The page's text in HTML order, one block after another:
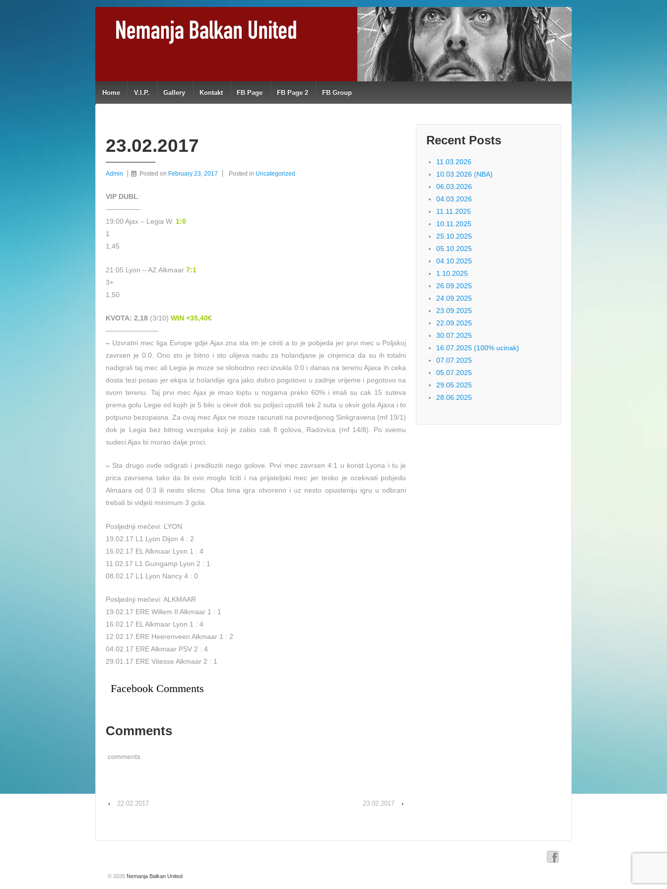
Home V.I.P. Gallery Kontakt FB Page FB Page 2 FB Group
23.02.2017
Admin Posted on February 23, 2017 Posted in Uncategorized
VIP DUBL:
—————
19:00 Ajax – Legia W. 1:0
1
1,45
21:05 Lyon – AZ Alkmaar 7:1
3+
1,50
KVOTA: 2,18 (3/10) WIN +35,40€
———————–
– Uzvratni mec liga Evrope gdje Ajax zna sta im je ciniti a to je pobjeda jer prvi mec u Poljskoj
zavrsen je 0:0. Ono sto je bitno i sto ulijeva nadu za holandjane je cinjenica da su ih totalni
nadigrali taj mec ali Legia je moze se slobodno reci izvukla 0:0 i danas na terenu Ajaxa ih ceka
dosta tezi posao jer ekipa iz holandije igra jako dobro pogotovo u zadnje vrijeme i pogotovo na
svom terenu. Taj prvi mec Ajax je imao loptu u nogama preko 60% i imali su cak 15 suteva
prema golu Legie od kojih je 5 bilo u okvir dok su poljaci uputili tek 2 suta u okvir gola Ajaxa i to
potpuno bezopasna. Za ovaj mec Ajax ne moze racunati na povredjenog Sinkgravena (mf 19/1)
dok je Legia bez bitnog veznjaka koji je zabio cak 8 golova, Radovica (mf 14/8). Po svemu
sudeci Ajax bi morao dalje proci.
– Sta drugo ovde odigrati i predloziti nego golove. Prvi mec zavrsen 4:1 u korist Lyona i tu je
prica zavrsena tako da bi ovo moglo liciti i na prijateljski mec jer tesko je ocekivati pobjedu
Almaara od 0:3 ili nesto slicno. Oba tima igra otvoreno i uz nesto opusteniju igru u odbrani
trebali bi vidjeti minimum 3 gola.
Posljednji mečevi: LYON
19.02.17 L1 Lyon Dijon 4 : 2
16.02.17 EL Alkmaar Lyon 1 : 4
11.02.17 L1 Guingamp Lyon 2 : 1
08.02.17 L1 Lyon Nancy 4 : 0
Posljednji mečevi: ALKMAAR
19.02.17 ERE Willem II Alkmaar 1 : 1
16.02.17 EL Alkmaar Lyon 1 : 4
12.02.17 ERE Heerenveen Alkmaar 1 : 2
04.02.17 ERE Alkmaar PSV 2 : 4
29.01.17 ERE Vitesse Alkmaar 2 : 1
Facebook Comments
Comments
comments
‹ 22.02.2017 23.02.2017 ›
Recent Posts
11.03.2026
10.03.2026 (NBA)
06.03.2026
04.03.2026
11.11.2025
10.11.2025
25.10.2025
05.10.2025
04.10.2025
1.10.2025
26.09.2025
24.09.2025
23.09.2025
22.09.2025
30.07.2025
16.07.2025 (100% ucinak)
07.07.2025
05.07.2025
29.05.2025
28.06.2025
© 2026 Nemanja Balkan United